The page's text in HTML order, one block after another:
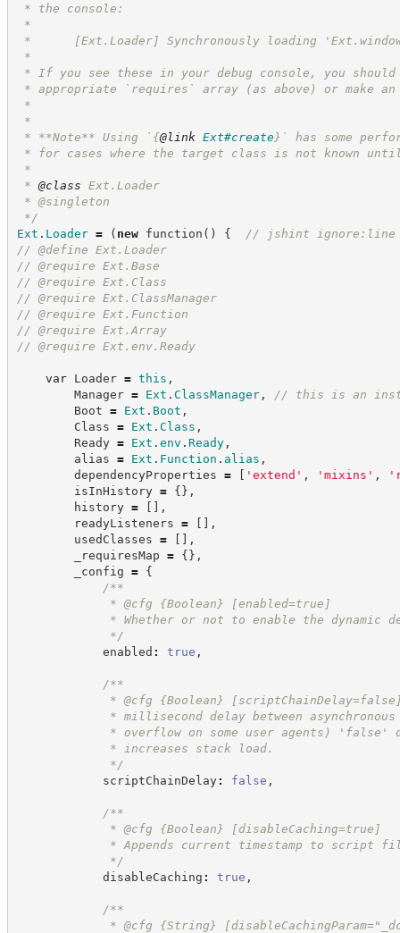
* the console:
*
*      [Ext.Loader] Synchronously loading
*
* If you see these in your debug console, you
* appropriate `requires` array (as above) or make an
*
*
* **Note** Using ` {@link Ext#create} ` has some
* for cases where the target class is not known
*
* @class Ext.Loader
* @singleton
*/
Ext . Loader = ( new function ( ) { // jshint ignore:line
// @define Ext.Loader
// @require Ext.Base
// @require Ext.Class
// @require Ext.ClassManager
// @require Ext.Function
// @require Ext.Array
// @require Ext.env.Ready
var Loader = this ,
Manager = Ext . ClassManager, // this is an
Boot = Ext . Boot ,
Class = Ext . Class ,
Ready = Ext . env . Ready,
alias = Ext . Function . alias ,
dependencyProperties = [ ' extend ' , ' mixins ' , '
isInHistory = {} ,
history = [ ] ,
readyListeners = [ ] ,
usedClasses = [ ] ,
_requiresMap = {} ,
_config =
{
/**
* @cfg {Boolean}
[enabled=true]
* Whether or not to enable the dynamic
*/
enabled : true ,
/**
* @cfg {Boolean}
* millisecond delay between asynchronous
* overflow on some user agents) 'false'
* increases stack load.
*/
scriptChainDelay: false ,
/**
* @cfg {Boolean}
[disableCaching=true]
* Appends current timestamp to script files
*/
disableCaching : true ,
/**
* @cfg {String}